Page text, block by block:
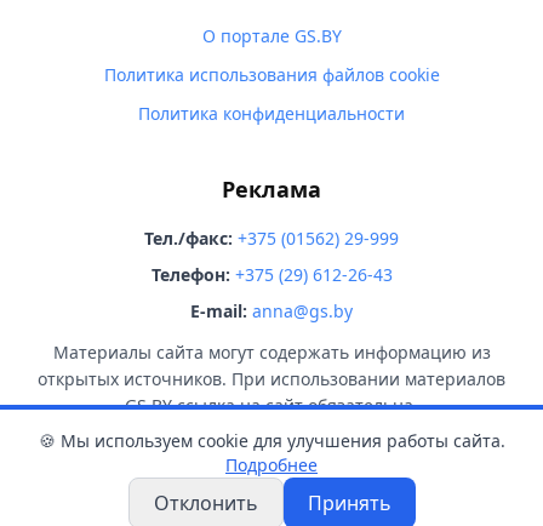
О портале GS.BY
Политика использования файлов cookie
Политика конфиденциальности
Реклама
Тел./факс: +375 (01562) 29-999
Телефон: +375 (29) 612-26-43
E-mail: anna@gs.by
Материалы сайта могут содержать информацию из
открытых источников. При использовании материалов
GS.BY ссылка на сайт обязательна.
© 2026 GS.BY. Все права защищены.
🍪 Мы используем cookie для улучшения работы сайта.
Подробнее
Отклонить Принять